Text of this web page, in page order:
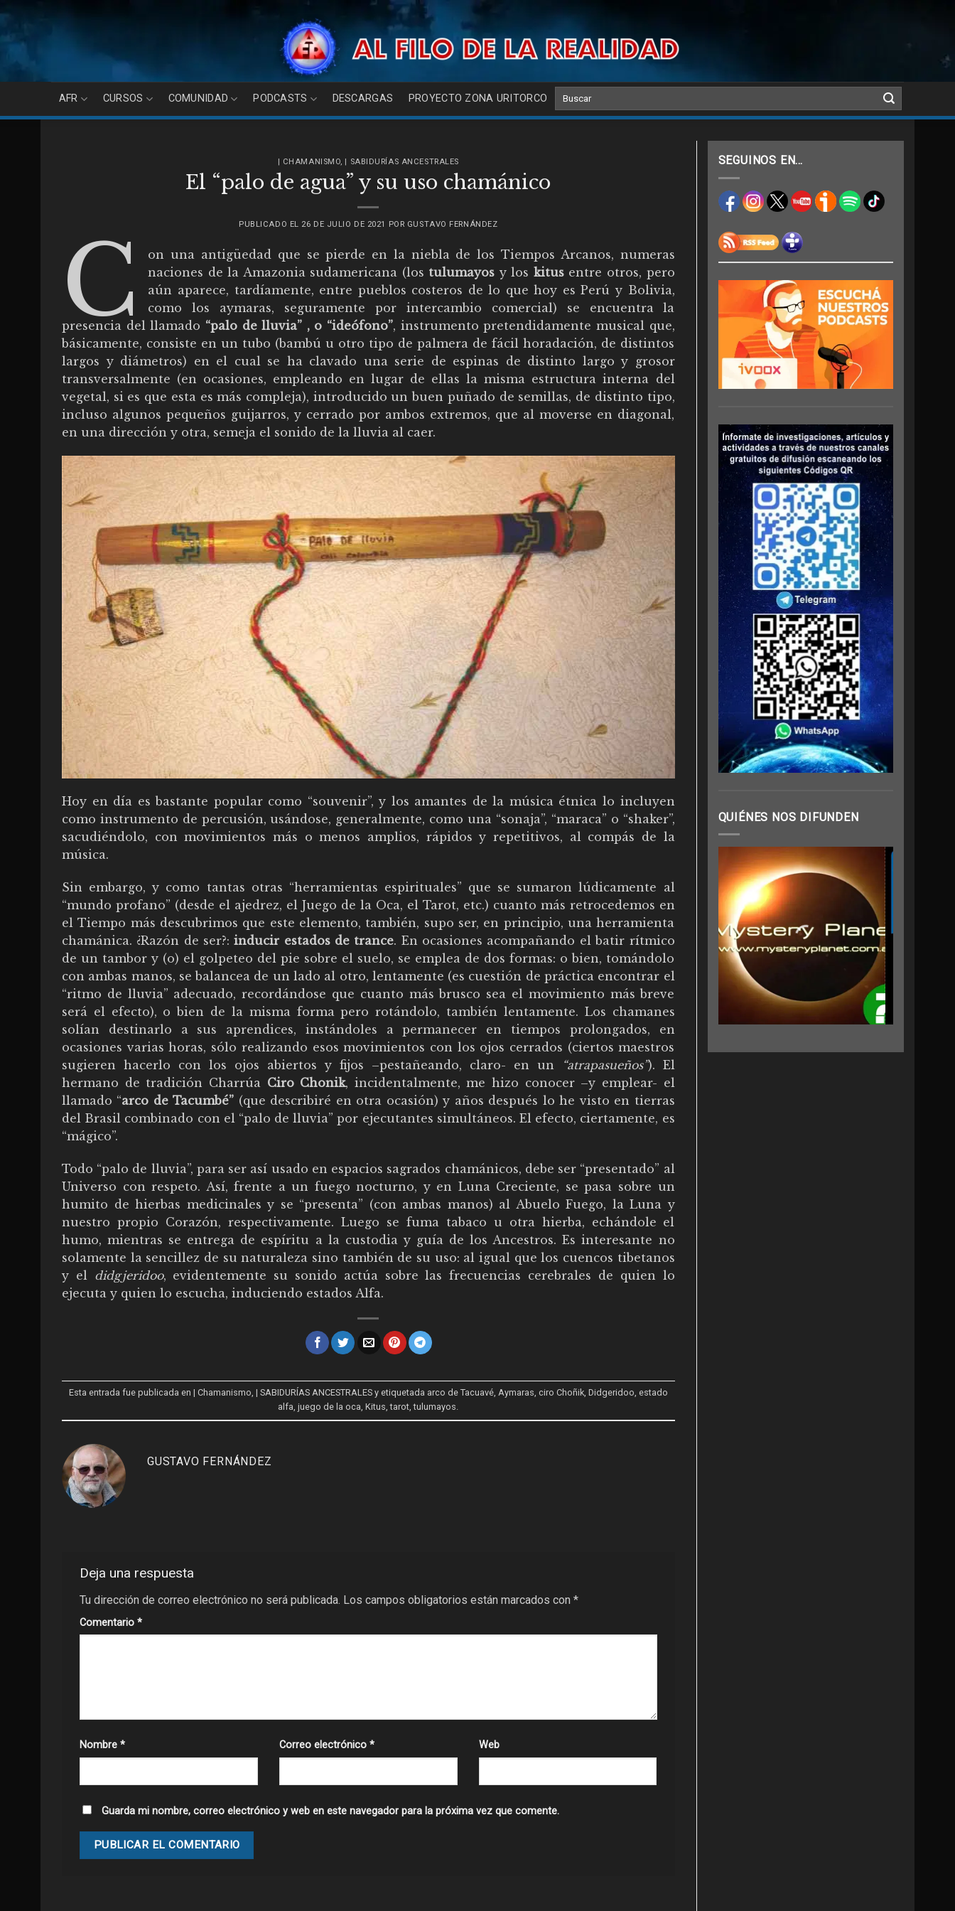
content
AFR CURSOS COMUNIDAD PODCASTS DESCARGAS PROYECTO ZONA URITORCO
| CHAMANISMO, | SABIDURÍAS ANCESTRALES
El “palo de agua” y su uso chamánico
PUBLICADO EL 26 DE JULIO DE 2021 POR GUSTAVO FERNÁNDEZ
C
on una antigüedad que se pierde en la niebla de los Tiempos Arcanos, numeras
naciones de la Amazonia sudamericana (los tulumayos y los kitusentre otros, pero
aún aparece, tardíamente, entre pueblos costeros de lo que hoy es Perú y Bolivia,
como los aymaras, seguramente por intercambio comercial) se encuentra la
presencia del llamado “palo de lluvia” , o “ideófono”, instrumento pretendidamente musical que,
básicamente, consiste en un tubo (bambú u otro tipo de palmera de fácil horadación, de distintos
largos y diámetros) en el cual se ha clavado una serie de espinas de distinto largo y grosor
transversalmente (en ocasiones, empleando en lugar de ellas la misma estructura interna del
vegetal, si es que esta es más compleja), introducido un buen puñado de semillas, de distinto tipo,
incluso algunos pequeños guijarros, y cerrado por ambos extremos, que al moverse en diagonal,
en una dirección y otra, semeja el sonido de la lluvia al caer.
Hoy en día es bastante popular como “souvenir”, y los amantes de la música étnica lo incluyen
como instrumento de percusión, usándose, generalmente, como una “sonaja”, “maraca” o “shaker”,
sacudiéndolo, con movimientos más o menos amplios, rápidos y repetitivos, al compás de la
música.
Sin embargo, y como tantas otras “herramientas espirituales” que se sumaron lúdicamente al
“mundo profano” (desde el ajedrez, el Juego de la Oca, el Tarot, etc.) cuanto más retrocedemos en
el Tiempo más descubrimos que este elemento, también, supo ser, en principio, una herramienta
chamánica. ¿Razón de ser?:inducir estados de trance. En ocasiones acompañando el batir rítmico
de un tambor y (o) el golpeteo del pie sobre el suelo, se emplea de dos formas: o bien, tomándolo
con ambas manos, se balancea de un lado al otro, lentamente (es cuestión de práctica encontrar el
“ritmo de lluvia” adecuado, recordándose que cuanto más brusco sea el movimiento más breve
será el efecto), o bien de la misma forma pero rotándolo, también lentamente. Los chamanes
solían destinarlo a sus aprendices, instándoles a permanecer en tiempos prolongados, en
ocasiones varias horas, sólo realizando esos movimientos con los ojos cerrados (ciertos maestros
sugieren hacerlo con los ojos abiertos y fijos –pestañeando, claro- en un
“atrapasueños”). El
hermano de tradición Charrúa Ciro Chonik, incidentalmente, me hizo conocer –y emplear- el
llamado “arco de Tacumbé” (que describiré en otra ocasión) y años después lo he visto en tierras
del Brasil combinado con el “palo de lluvia” por ejecutantes simultáneos. El efecto, ciertamente, es
“mágico”.
Todo “palo de lluvia”, para ser así usado en espacios sagrados chamánicos, debe ser “presentado” al
Universo con respeto. Así, frente a un fuego nocturno, y en Luna Creciente, se pasa sobre un
humito de hierbas medicinales y se “presenta” (con ambas manos) al Abuelo Fuego, la Luna y
nuestro propio Corazón, respectivamente. Luego se fuma tabaco u otra hierba, echándole el
humo, mientras se entrega de espíritu a la custodia y guía de los Ancestros. Es interesante no
solamente la sencillez de su naturaleza sino también de su uso: al igual que los cuencos tibetanos
y el didgjeridoo, evidentemente su sonido actúa sobre las frecuencias cerebrales de quien lo
ejecuta y quien lo escucha, induciendo estados Alfa.
Esta entrada fue publicada en | Chamanismo, | SABIDURÍAS ANCESTRALESy etiquetada arco de Tacuavé, Aymaras, ciro Choñik, Didgeridoo, estado
alfa,juego de la oca,Kitus,tarot,tulumayos.
GUSTAVO FERNÁNDEZ
Deja una respuesta
Tu dirección de correo electrónico no será publicada. Los campos obligatorios están marcados con *
Comentario *
Nombre * Correo electrónico * Web
Guarda mi nombre, correo electrónico y web en este navegador para la próxima vez que comente.
SEGUINOS EN…
QUIÉNES NOS DIFUNDEN